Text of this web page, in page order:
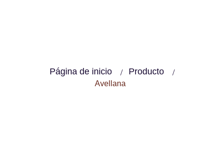
Página de inicio Producto
Avellana